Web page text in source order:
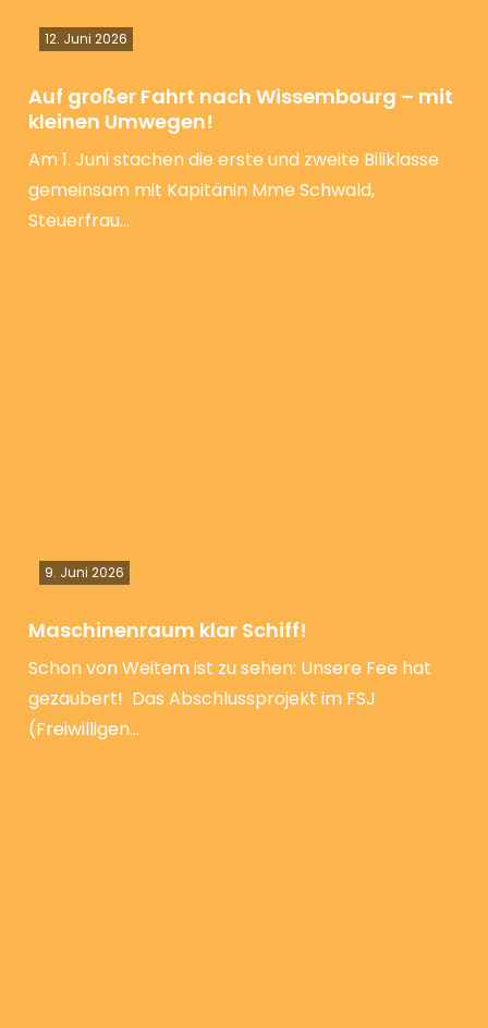
12. Juni 2026
Auf großer Fahrt nach Wissembourg – mit
kleinen Umwegen!
Am 1. Juni stachen die erste und zweite Biliklasse
gemeinsam mit Kapitänin Mme Schwald,
Steuerfrau…
9. Juni 2026
Maschinenraum klar Schiff!
Schon von Weitem ist zu sehen: Unsere Fee hat
gezaubert! Das Abschlussprojekt im FSJ
(Freiwilligen…